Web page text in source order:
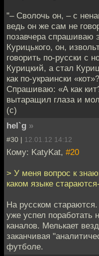
"– Сволочь он, – с
ведь он же сам не
позавчера спрашиваю
Курицького, он,
говорить по-русски с
Курицкий, а стал
как по-украински
Спрашиваю: «А как
вытаращил глаза и
(с)
hel`g »
#30 | 12.01.12 14:12
Кому: KatyKat, #20
> У меня вопрос к
каком языке
На русском
уже успел поработать
каналов. Мелькает
заканчивая
футболе.